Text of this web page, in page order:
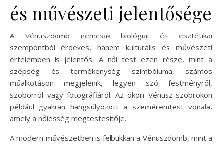
és művészeti jelentősége
A Vénuszdomb nemcsak biológiai és esztétikai
szempontból érdekes, hanem kulturális és művészeti
értelemben is jelentős. A női test ezen része, mint a
szépség és termékenység szimbóluma, számos
műalkotáson megjelenik, legyen szó festményről,
szoborról vagy fotográfiáról. Az ókori Vénusz-szobrokon
például gyakran hangsúlyozott a szeméremtest vonala,
amely a nőiesség megtestesítője.
A modern művészetben is felbukkan a Vénuszdomb, mint a